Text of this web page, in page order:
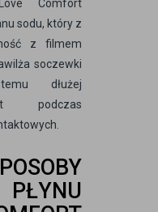
Comfort
sodu, który z
z filmem
soczewki
dłużej
podczas